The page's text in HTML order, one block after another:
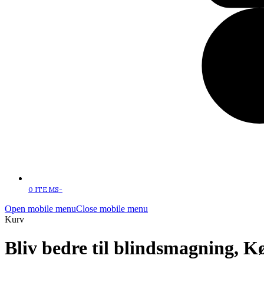
0 ITEMS-
Open mobile menuClose mobile menu
Kurv
Bliv bedre til blindsmagning,